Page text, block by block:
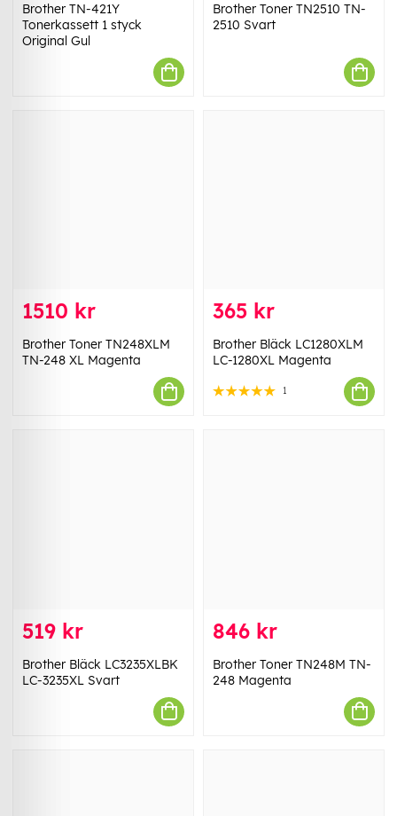
Brother TN-421Y
Tonerkassett 1 styck
Original Gul
Brother Toner TN2510 TN-
2510 Svart
1510 kr
Brother Toner TN248XLM
TN-248 XL Magenta
365 kr
Brother Bläck LC1280XLM
LC-1280XL Magenta
1
519 kr
Brother Bläck LC3235XLBK
LC-3235XL Svart
846 kr
Brother Toner TN248M TN-
248 Magenta